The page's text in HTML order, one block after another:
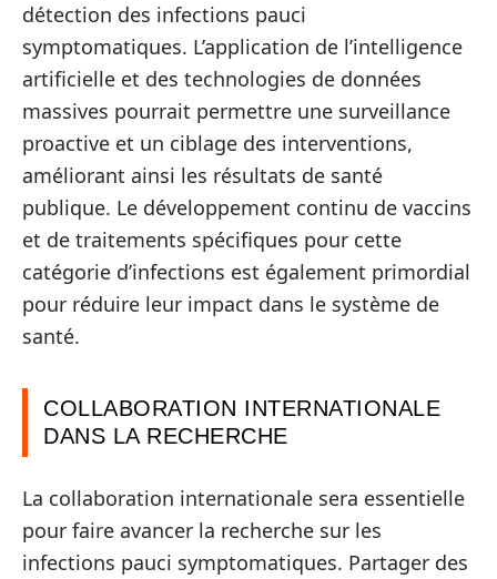
détection des infections pauci
symptomatiques. L’application de l’intelligence
artificielle et des technologies de données
massives pourrait permettre une surveillance
proactive et un ciblage des interventions,
améliorant ainsi les résultats de santé
publique. Le développement continu de vaccins
et de traitements spécifiques pour cette
catégorie d’infections est également primordial
pour réduire leur impact dans le système de
santé.
COLLABORATION INTERNATIONALE
DANS LA RECHERCHE
La collaboration internationale sera essentielle
pour faire avancer la recherche sur les
infections pauci symptomatiques. Partager des